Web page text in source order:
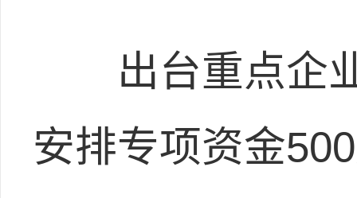
出台重点企业
安排专项资金